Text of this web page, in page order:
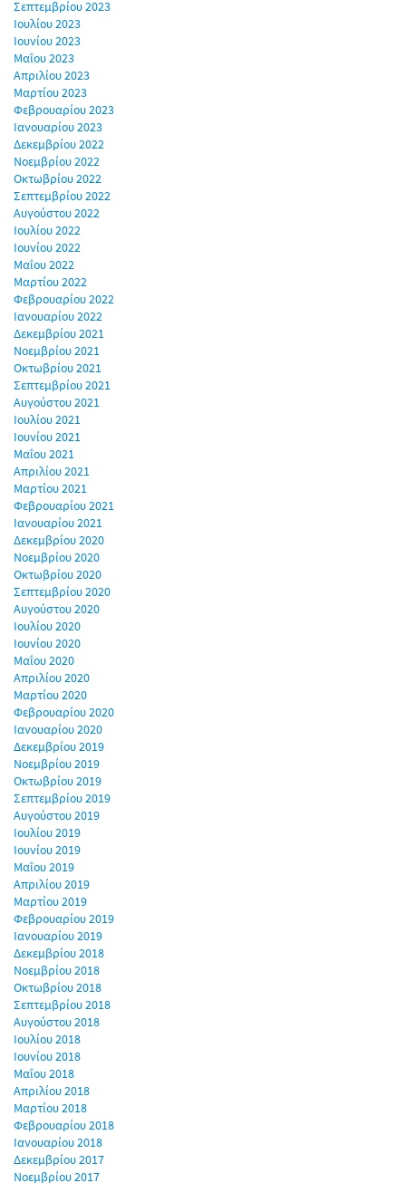
Σεπτεμβρίου 2023
Ιουλίου 2023
Ιουνίου 2023
Μαΐου 2023
Απριλίου 2023
Μαρτίου 2023
Φεβρουαρίου 2023
Ιανουαρίου 2023
Δεκεμβρίου 2022
Νοεμβρίου 2022
Οκτωβρίου 2022
Σεπτεμβρίου 2022
Αυγούστου 2022
Ιουλίου 2022
Ιουνίου 2022
Μαΐου 2022
Μαρτίου 2022
Φεβρουαρίου 2022
Ιανουαρίου 2022
Δεκεμβρίου 2021
Νοεμβρίου 2021
Οκτωβρίου 2021
Σεπτεμβρίου 2021
Αυγούστου 2021
Ιουλίου 2021
Ιουνίου 2021
Μαΐου 2021
Απριλίου 2021
Μαρτίου 2021
Φεβρουαρίου 2021
Ιανουαρίου 2021
Δεκεμβρίου 2020
Νοεμβρίου 2020
Οκτωβρίου 2020
Σεπτεμβρίου 2020
Αυγούστου 2020
Ιουλίου 2020
Ιουνίου 2020
Μαΐου 2020
Απριλίου 2020
Μαρτίου 2020
Φεβρουαρίου 2020
Ιανουαρίου 2020
Δεκεμβρίου 2019
Νοεμβρίου 2019
Οκτωβρίου 2019
Σεπτεμβρίου 2019
Αυγούστου 2019
Ιουλίου 2019
Ιουνίου 2019
Μαΐου 2019
Απριλίου 2019
Μαρτίου 2019
Φεβρουαρίου 2019
Ιανουαρίου 2019
Δεκεμβρίου 2018
Νοεμβρίου 2018
Οκτωβρίου 2018
Σεπτεμβρίου 2018
Αυγούστου 2018
Ιουλίου 2018
Ιουνίου 2018
Μαΐου 2018
Απριλίου 2018
Μαρτίου 2018
Φεβρουαρίου 2018
Ιανουαρίου 2018
Δεκεμβρίου 2017
Νοεμβρίου 2017